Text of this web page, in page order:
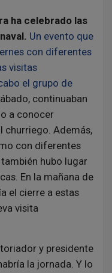
ha celebrado las
Un evento que
con diferentes
visitas
el grupo de
continuaban
a conocer
churriego. Además,
con diferentes
hubo lugar
En la mañana de
el cierre a estas
visita
y presidente
la jornada. Y lo